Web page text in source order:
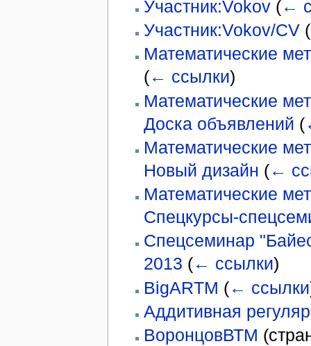
Участник:Vokov (←
Участник:Vokov/CV (
Математические
(← ссылки)
Математические
Доска объявлений (
Математические
Новый дизайн (←
Математические
Спецкурсы-
Спецсеминар
2013 (← ссылки)
BigARTM (← ссылки
Аддитивная
ВоронцовВТМ